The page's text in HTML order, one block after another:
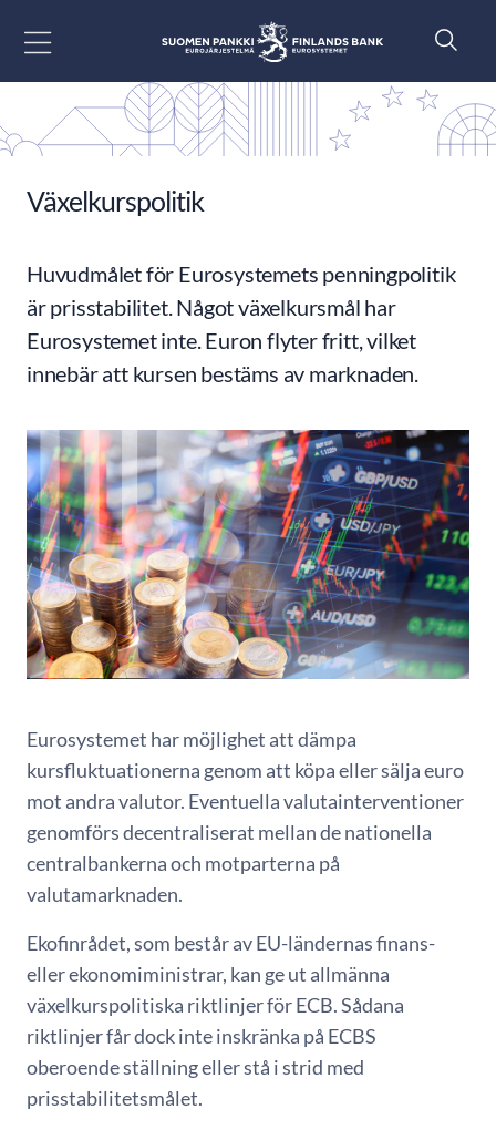
Växelkurspolitik
Huvudmålet för Eurosystemets penningpolitik
är prisstabilitet. Något växelkursmål har
Eurosystemet inte. Euron flyter fritt, vilket
innebär att kursen bestäms av marknaden.
Eurosystemet har möjlighet att dämpa
kursfluktuationerna genom att köpa eller sälja euro
mot andra valutor. Eventuella valutainterventioner
genomförs decentraliserat mellan de nationella
centralbankerna och motparterna på
valutamarknaden.
Ekofinrådet, som består av EU-ländernas finans-
eller ekonomiministrar, kan ge ut allmänna
växelkurspolitiska riktlinjer för ECB. Sådana
riktlinjer får dock inte inskränka på ECBS
oberoende ställning eller stå i strid med
prisstabilitetsmålet.